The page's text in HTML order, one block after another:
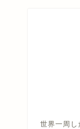
世界一周し